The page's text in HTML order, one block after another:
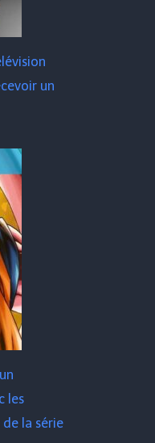
un
les
de la série